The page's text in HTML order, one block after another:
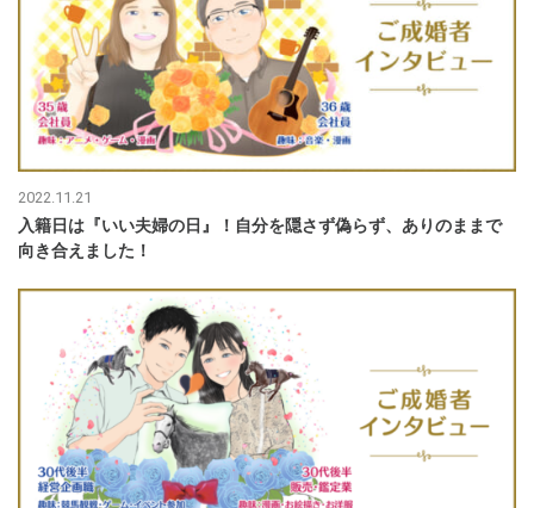
2022.11.21
入籍日は『いい夫婦の日』！自分を隠さず偽らず、ありのままで
向き合えました！